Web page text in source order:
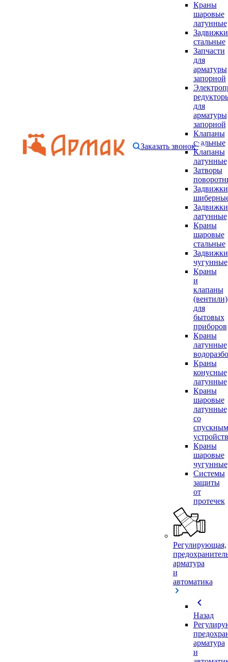
Краны
шаровые
латунные
Задвижки
стальные
Запчасти
для
арматуры
запорной
для
арматуры
запорной
Клапаны
стальные
Клапаны
латунные
Затворы
Задвижки
Задвижки
латунные
Краны
шаровые
стальные
Задвижки
чугунные
Краны
и
клапаны
(вентили)
для
бытовых
приборов
Краны
латунные
Краны
конусные
латунные
Краны
шаровые
латунные
со
спускным
Краны
шаровые
чугунные
Системы
защиты
от
протечек
Регулирующая,
арматура
и
автоматика
chevron_left
Назад
арматура
и
Заказать звонок